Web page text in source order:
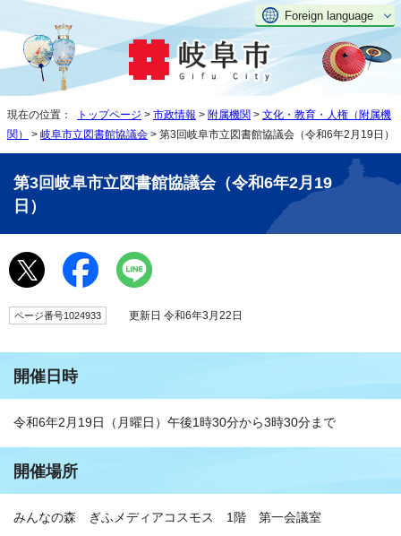
Foreign language
現在の位置： トップページ > 市政情報 > 附属機関 > 文化・教育・人権（附属機
関）
> 岐阜市立図書館協議会 > 第3回岐阜市立図書館協議会（令和6年2月19日）
第3回岐阜市立図書館協議会（令和6年2月19
日）
ページ番号1024933 更新日 令和6年3月22日
開催日時
令和6年2月19日（月曜日）午後1時30分から3時30分まで
開催場所
みんなの森 ぎふメディアコスモス 1階 第一会議室